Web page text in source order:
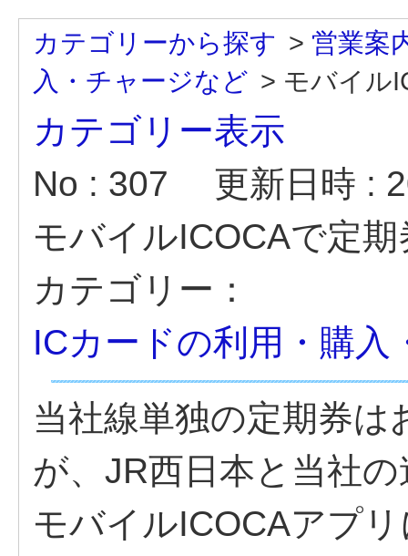
カテゴリーから探す > 営業案
入・チャージなど > モバイル
カテゴリー表示
No : 307
更新日時 :
モバイルICOCAで定
カテゴリー：
ICカードの利用・購入
当社線単独の定期券
が、JR西日本と当社
モバイルICOCAアプ